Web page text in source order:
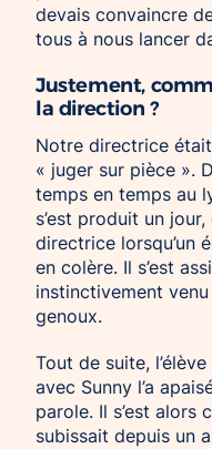
devais convaincre
tous à nous lancer
Justement,
la direction ?
Notre directrice
« juger sur pièce ».
temps en temps au
s’est produit un
directrice lorsqu’un
en colère. Il s’est
instinctivement
genoux.
Tout de suite,
avec Sunny l’a
parole. Il s’est alors
subissait depuis un